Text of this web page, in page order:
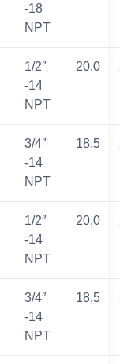
-18
NPT
1/2″
-14
NPT
20,0
3/4″
-14
NPT
18,5
1/2″
-14
NPT
20,0
3/4″
-14
NPT
18,5